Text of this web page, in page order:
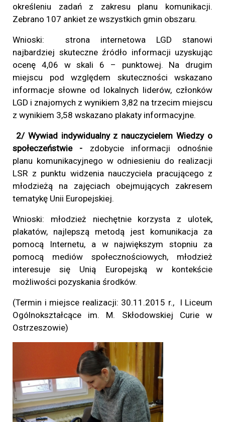
określeniu zadań z zakresu planu komunikacji.
Zebrano 107 ankiet ze wszystkich gmin obszaru.
Wnioski: strona internetowa LGD stanowi
najbardziej skuteczne źródło informacji uzyskując
ocenę 4,06 w skali 6 – punktowej. Na drugim
miejscu pod względem skuteczności wskazano
informacje słowne od lokalnych liderów, członków
LGD i znajomych z wynikiem 3,82 na trzecim miejscu
z wynikiem 3,58 wskazano plakaty informacyjne.
2/ Wywiad indywidualny z nauczycielem Wiedzy o
społeczeństwie - zdobycie informacji odnośnie
planu komunikacyjnego w odniesieniu do realizacji
LSR z punktu widzenia nauczyciela pracującego z
młodzieżą na zajęciach obejmujących zakresem
tematykę Unii Europejskiej.
Wnioski: młodzież niechętnie korzysta z ulotek,
plakatów, najlepszą metodą jest komunikacja za
pomocą Internetu, a w największym stopniu za
pomocą mediów społecznościowych, młodzież
interesuje się Unią Europejską w kontekście
możliwości pozyskania środków.
(Termin i miejsce realizacji: 30.11.2015 r.,
I Liceum
Ogólnokształcące im. M. Skłodowskiej Curie w
Ostrzeszowie)